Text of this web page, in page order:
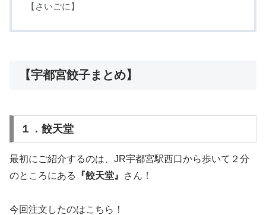
【さいごに】
【宇都宮餃子まとめ】
１．餃天堂
最初にご紹介するのは、JR宇都宮駅西口から歩いて２分
のところにある
『餃天堂』 さん！
今回注文したのはこちら！